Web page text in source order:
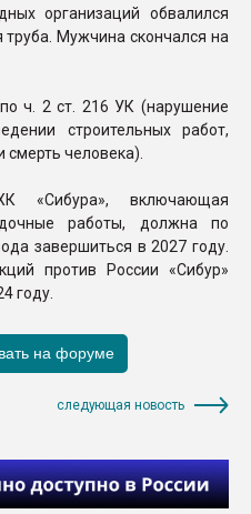
организаций обвалился
труба. Мужчина скончался на
ч. 2 ст. 216 УК (нарушение
строительных работ,
человека).
«Сибура», включающая
работы, должна по
завершиться в 2027 году.
против России «Сибур»
году.
следующая новость